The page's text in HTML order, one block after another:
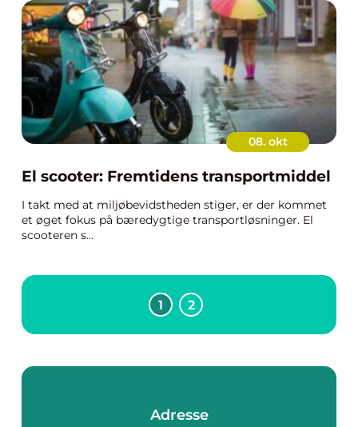
08. okt
El scooter: Fremtidens transportmiddel
I takt med at miljøbevidstheden stiger, er der kommet
et øget fokus på bæredygtige transportløsninger. El
scooteren s...
1 2
Adresse